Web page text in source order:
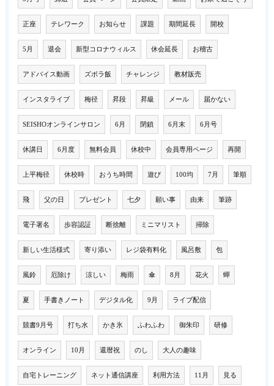
正座 テレワーク お知らせ 課題 期間延長 開校
5月 退会 新型コロナウィルス 休会延長 お稽古
アドバイス動画 ズボラ飯 チャレンジ 教材販売
インスタライブ 梅径 昇段 昇級 メール 届かない
SEISHOオンラインサロン 6月 閉鎖 6月末 6月号
休講日 6月度 無料会員 休校中 会員専用ページ 再開
上平梅径 休校時 おうち時間 遊び 100均 7月 筆順
飛 父の日 プレゼント 七夕 願い事 由来 筆跡
電子署名 歩容認証 断捨離 ミニマリスト 掃除
新しい生活様式 寄り添い レジ袋有料化 風呂敷 包
風鈴 厄除け 涼しい 梅雨 傘 8月 花火 蟬
夏 手書きノート デジタル化 9月 ライブ配信
競書9月号 打ち水 かき氷 ふわふわ 御朱印 研修
オンライン 10月 還暦祝 のし 大人の趣味
自宅トレーニング ネット通信講座 利用方法 11月 見る